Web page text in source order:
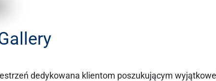
dedykowana klientom poszukującym